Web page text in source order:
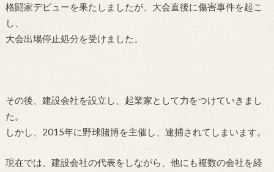
格闘家デビューを果たしましたが、大会直後に傷害事件を起こ
し、
大会出場停止処分を受けました。
その後、建設会社を設立し、起業家として力をつけていきまし
た。
しかし、2015年に野球賭博を主催し、逮捕されてしまいます。
現在では、建設会社の代表をしながら、他にも複数の会社を経